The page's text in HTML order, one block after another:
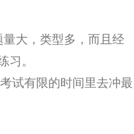
大，类型多，而且经
习。
试有限的时间里去冲最